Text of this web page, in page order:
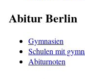
Abitur Berlin
Gymnasien
Schulen mit
Abiturnoten